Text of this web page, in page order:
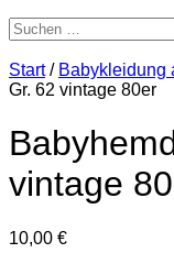
Suchen
nach:
Start/ Babykleidung
Gr. 62 vintage 80er
vintage
10,00 €